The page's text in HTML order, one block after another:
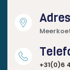
Adres
+31(0)6